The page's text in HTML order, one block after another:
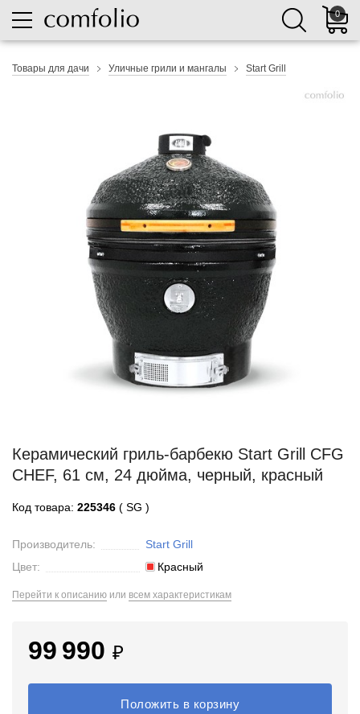
0
Товары для дачи Уличные грили и мангалы Start Grill
Керамический гриль-барбекю Start Grill CFG
CHEF, 61 см, 24 дюйма, черный, красный
Код товара: 225346 ( SG )
Производитель:
Start Grill
Цвет:
Красный
Перейти к описанию или всем характеристикам
99 990 ₽
Положить в корзину